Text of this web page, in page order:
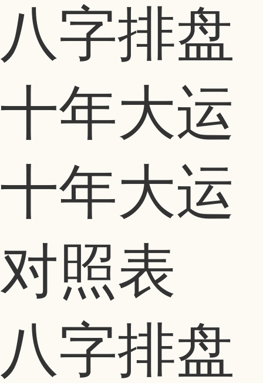
八字排盘
十年大运
十年大运
对照表
八字排盘